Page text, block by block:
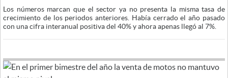
Los números marcan que el sector ya no presenta la misma tasa de
crecimiento de los periodos anteriores. Había cerrado el año pasado
con una cifra interanual positiva del 40% y ahora apenas llegó al 7%.